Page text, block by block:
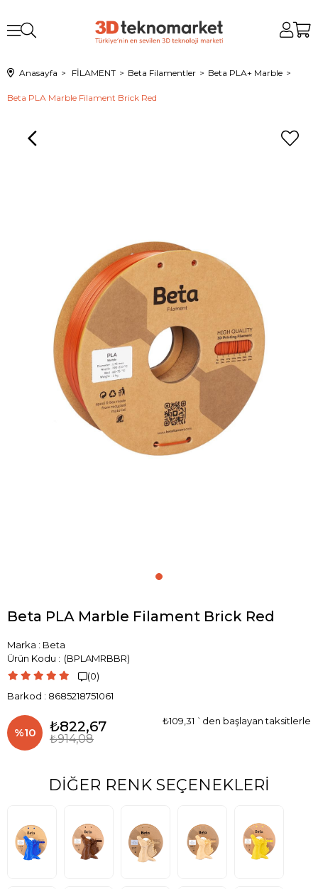
Anasayfa FİLAMENT Beta Filamentler Beta PLA+ Marble
Beta PLA Marble Filament Brick Red
Beta PLA Marble Filament Brick Red
Marka : Beta
(BPLAMRBBR)
(0)
Barkod : 8685218751061
₺914,08
₺822,67
%10
₺109,31 `den başlayan taksitlerle
DIĞER RENK SEÇENEKLERI